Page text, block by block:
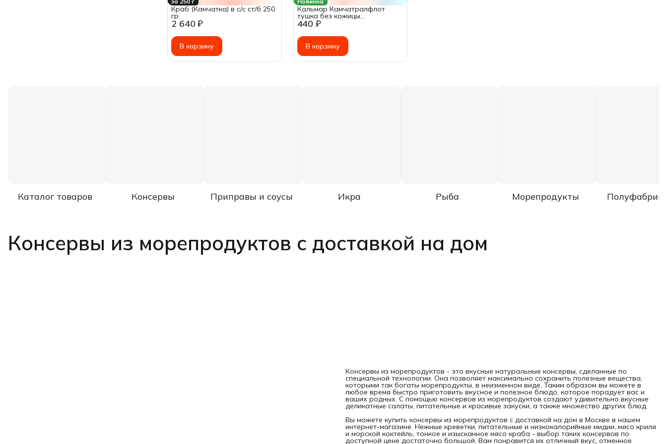
2 640 ₽
Краб (Камчатка) в с/с ст/б 250
гр.
В корзину
440 ₽
Кальмар Камчатралфлот
тушка без кожицы
натуральный, 185г
В корзину
Каталог товаров Консервы Приправы и соусы Икра Рыба Морепродукты
Консервы из морепродуктов с доставкой на дом
Консервы из морепродуктов - это вкусные натуральные консервы, сделанные по
специальной технологии. Она позволяет максимально сохранить полезные вещества,
которыми так богаты морепродукты, в неизменном виде. Таким образом вы можете в
любое время быстро приготовить вкусное и полезное блюдо, которое порадует вас и
ваших родных. С помощью консервов из морепродуктов создают удивительно вкусные
деликатные салаты, питательные и красивые закуски, а также множество других блюд.
Вы можете купить консервы из морепродуктов с доставкой на дом в Москве в нашем
интернет-магазине. Нежные креветки, питательные и низкокалорийные мидии, мясо криля
и морской коктейль, тонкое и изысканное мясо краба - выбор таких консервов по
доступной цене достаточно большой. Вам понравится их отличный вкус, отменное